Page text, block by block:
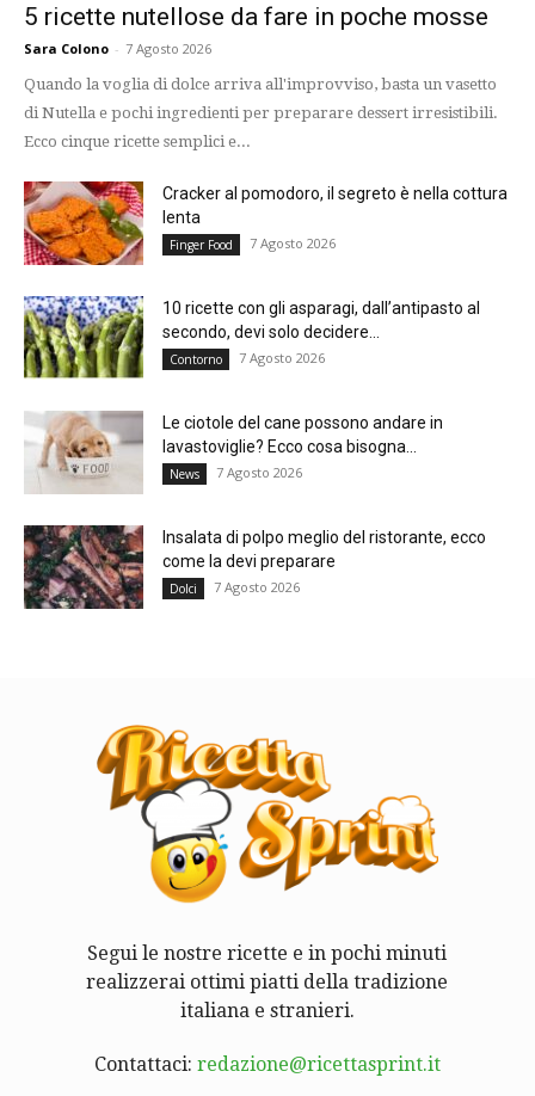
5 ricette nutellose da fare in poche mosse
Sara Colono - 7 Agosto 2026
Quando la voglia di dolce arriva all'improvviso, basta un vasetto
di Nutella e pochi ingredienti per preparare dessert irresistibili.
Ecco cinque ricette semplici e...
Cracker al pomodoro, il segreto è nella cottura
lenta
Finger Food 7 Agosto 2026
10 ricette con gli asparagi, dall’antipasto al
secondo, devi solo decidere...
Contorno 7 Agosto 2026
Le ciotole del cane possono andare in
lavastoviglie? Ecco cosa bisogna...
News 7 Agosto 2026
Insalata di polpo meglio del ristorante, ecco
come la devi preparare
Dolci 7 Agosto 2026
Segui le nostre ricette e in pochi minuti
realizzerai ottimi piatti della tradizione
italiana e stranieri.
Contattaci: redazione@ricettasprint.it